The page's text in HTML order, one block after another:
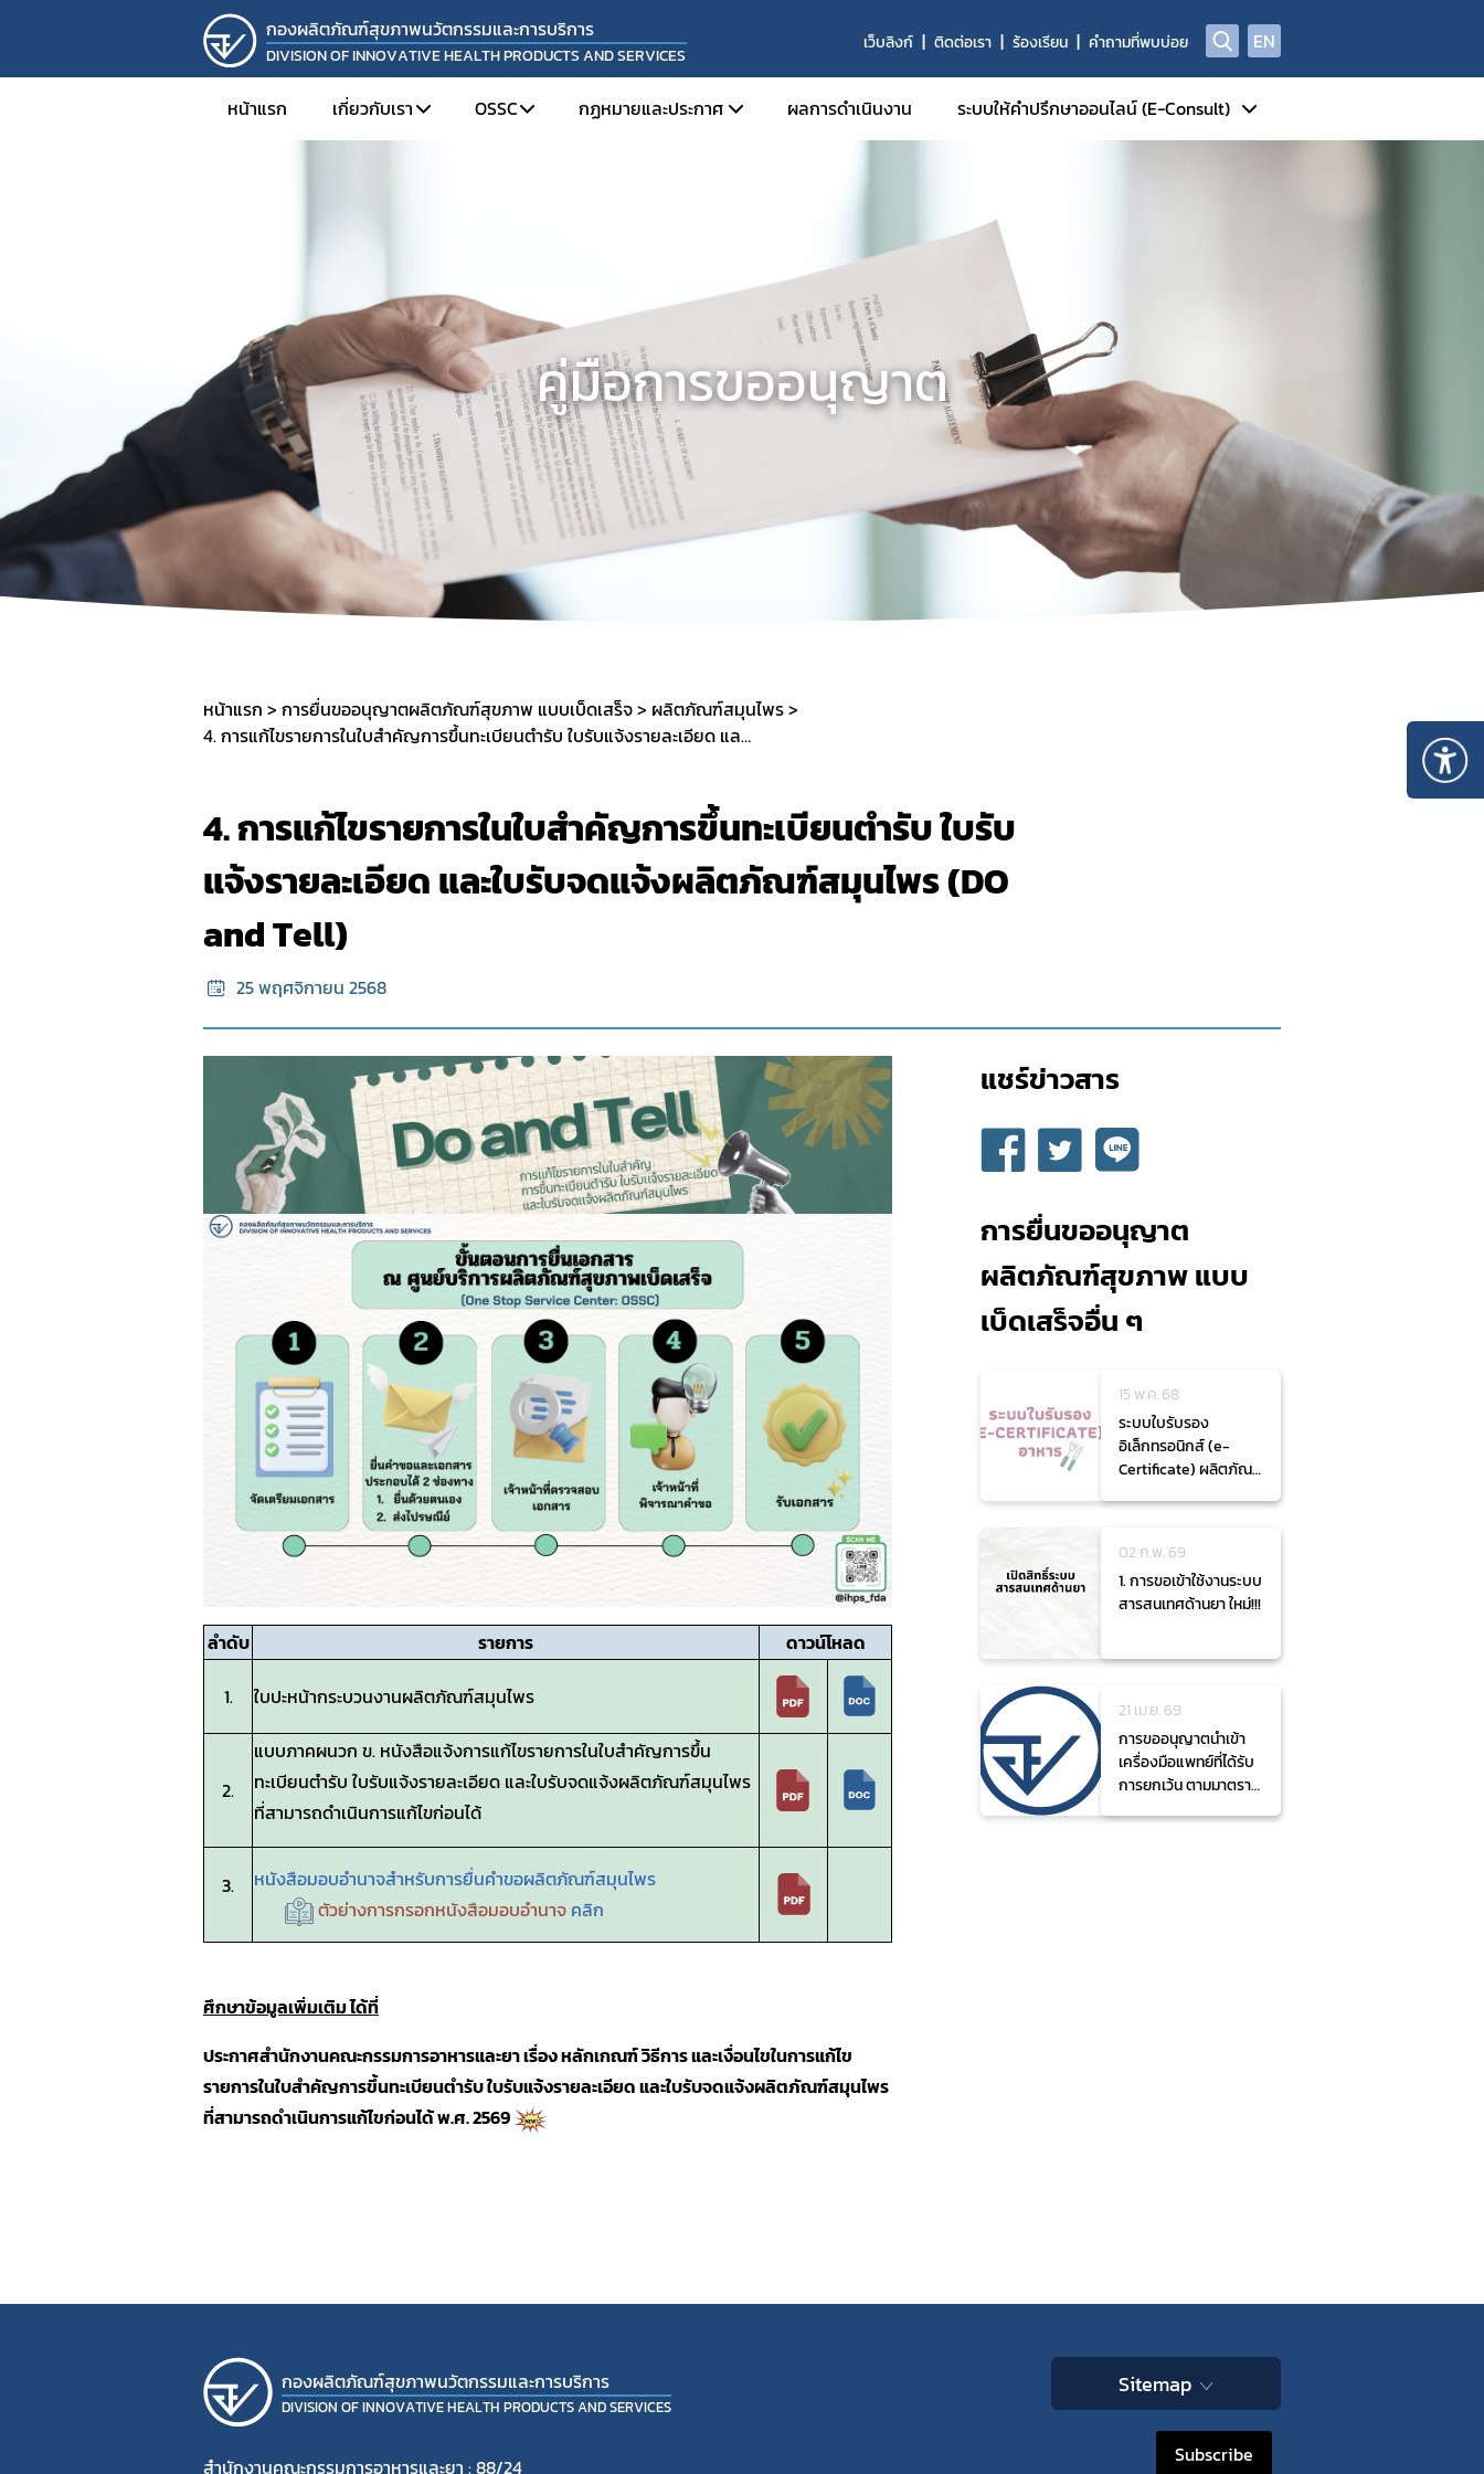
กองผลิตภัณฑ์สุขภาพนวัตกรรมและการบริการ
DIVISION OF INNOVATIVE HEALTH PRODUCTS AND SERVICES
เว็บลิงก์ ติดต่อเรา ร้องเรียน คำถามที่พบบ่อย EN
หน้าแรก เกี่ยวกับเรา OSSC กฏหมายและประกาศ
กองควบคุมเครื่องมือแพทย์
กองควบคุมเครื่องสำอางและวัตถุอันตราย (กลุ่ม
กองผลิตภัณฑ์สมุนไพร
กองควบคุมเครื่องสำอางและวัตถุอันตราย (กลุ่ม
ควบคุมวัตถุอันตราย)
กองควบคุมวัตถุเสพติด
กองด่านอาหารและยา
ผลการดำเนินงาน ระบบให้คำปรึกษาออนไลน์ (E-Consult)
แนะนำวิธีใช้งานระบบ E-consult
วิธีใช้งานสำหรับผู้ประกอบการ
คู่มือสำหรับประชาชนรูปแบบ
infographic
คู่มือและวิดิโอสาธิตการใช้งานระบบ
วิธีใช้งานสำหรับเจ้าหน้าที่
แบบฟอร์มที่เกี่ยวข้องกับระบบ E-consult
แบบสำรวจความพึงพอใจระบบ e-consult (Google
คู่มือการขออนุญาต
หน้าแรก การยื่นขออนุญาตผลิตภัณฑ์สุขภาพ แบบเบ็ดเสร็จ
ผลิตภัณฑ์สมุนไพร
4. การแก้ไขรายการในใบสำคัญการขึ้นทะเบียนตำรับ ใบรับแจ้งรายละเอียด และใบรับจดแจ้งผลิตภัณฑ์สมุนไพร (DO and Tell)
4. การแก้ไขรายการในใบสำคัญการขึ้นทะเบียนตำรับ ใบรับ
แจ้งรายละเอียด และใบรับจดแจ้งผลิตภัณฑ์สมุนไพร (DO
and Tell)
25 พฤศจิกายน 2568
ลำดับ รายการ ดาวน์โหลด
1. ใบปะหน้ากระบวนงานผลิตภัณฑ์สมุนไพร
2.
แบบภาคผนวก ข. หนังสือแจ้งการแก้ไขรายการในใบสำคัญการขึ้น
ทะเบียนตำรับใบรับแจ้งรายละเอียด และใบรับจดแจ้งผลิตภัณฑ์สมุนไพร
ที่สามารถดำเนินการแก้ไขก่อนได้
3.
หนังสือมอบอำนาจสำหรับการยื่นคำขอผลิตภัณฑ์สมุนไพร
ตัวย่างการกรอกหนังสือมอบอำนาจ คลิก
ศึกษาข้อมูลเพิ่มเติม ได้ที่
ประกาศสำนักงานคณะกรรมการอาหารและยา เรื่อง หลักเกณฑ์ วิธีการ และเงื่อนไขในการแก้ไข
รายการในใบสำคัญการขึ้นทะเบียนตำรับ ใบรับแจ้งรายละเอียด และใบรับจดแจ้งผลิตภัณฑ์สมุนไพร
ที่สามารถดำเนินการแก้ไขก่อนได้ พ.ศ. 2569
แชร์ข่าวสาร​
การยื่นขออนุญาต
ผลิตภัณฑ์สุขภาพ แบบ
เบ็ดเสร็จอื่น ๆ
15 พ.ค. 68
ระบบใบรับรอง
อิเล็กทรอนิกส์ (e-
Certificate) ผลิตภัณฑ์
02 ก.พ. 69
1. การขอเข้าใช้งานระบบ
สารสนเทศด้านยา ใหม่!!!
21 เม.ย. 69
การขออนุญาตนำเข้า
เครื่องมือแพทย์ที่ได้รับ
การยกเว้น ตามมาตรา
กองผลิตภัณฑ์สุขภาพนวัตกรรมและการบริการ
DIVISION OF INNOVATIVE HEALTH PRODUCTS AND SERVICES
สำนักงานคณะกรรมการอาหารและยา : 88/24
Sitemap
Subscribe
Subscribe
เลือกหัวข้อที่ท่านต้องการ Subscribe
ทดสอบ 1